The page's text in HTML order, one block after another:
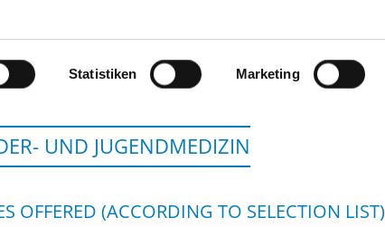
Statistiken Marketing
UND JUGENDMEDIZIN
OFFERED (ACCORDING TO SELECTION LIST)